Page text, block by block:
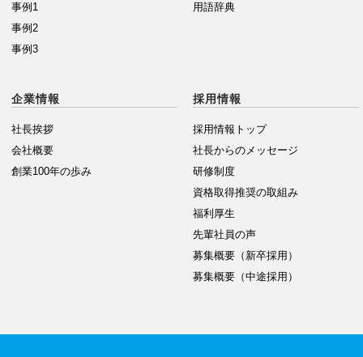
事例1
事例2
事例3
用語辞典
企業情報
社長挨拶
会社概要
創業100年の歩み
採用情報
採用情報トップ
社長からのメッセージ
研修制度
資格取得推奨の取組み
福利厚生
先輩社員の声
募集概要（新卒採用）
募集概要（中途採用）